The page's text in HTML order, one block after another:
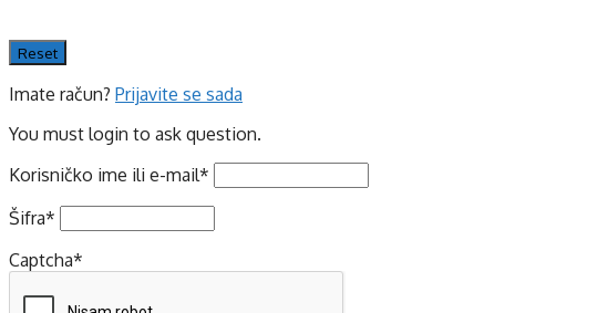
Imate račun? Prijavite se sada
You must login to ask question.
Korisničko ime ili e-mail*
Šifra*
Captcha*